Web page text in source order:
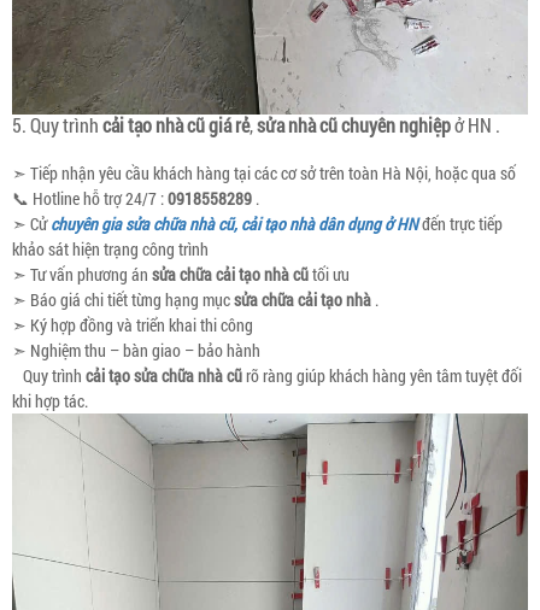
5. Quy trìnhcải tạo nhà cũ giá rẻ,sửa nhà cũ chuyên nghiệpở HN .
➣ Tiếp nhận yêu cầu khách hàng tại các cơ sở trên toàn Hà Nội, hoặc qua số
📞 Hotline hỗ trợ 24/7 :0918558289 .
➣ Cửchuyên gia sửa chữa nhà cũ, cải tạo nhà dân dụng ở HNđến trực tiếp
khảo sát hiện trạng công trình
➣ Tư vấn phương án sửa chữa cải tạo nhà cũtối ưu
➣ Báo giá chi tiết từng hạng mụcsửa chữa cải tạo nhà .
➣ Ký hợp đồng và triển khai thi công
➣ Nghiệm thu – bàn giao – bảo hành
Quy trình cải tạo sửa chữa nhà cũrõ ràng giúp khách hàng yên tâm tuyệt đối
khi hợp tác.